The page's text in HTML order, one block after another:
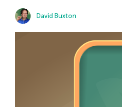
David Buxton